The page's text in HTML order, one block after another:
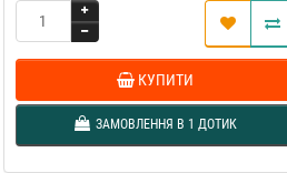
КУПИТИ
ЗАМОВЛЕННЯ В 1 ДОТИК